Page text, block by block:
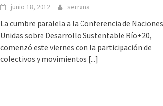
junio 18, 2012 serrana
La cumbre paralela a la Conferencia de Naciones
Unidas sobre Desarrollo Sustentable Río+20,
comenzó este viernes con la participación de
colectivos y movimientos [...]